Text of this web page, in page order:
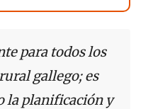
para todos los
gallego; es
la planificación y